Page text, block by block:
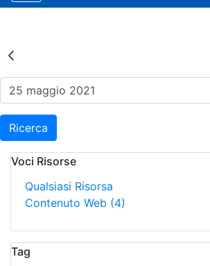
Risultati della
Ricerca
Voci Risorse
Qualsiasi Risorsa
Contenuto Web (4)
Tag